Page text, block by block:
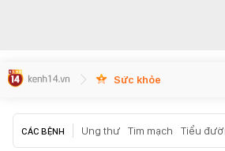
Sức khỏe
CÁC BỆNH Ung thư Tim mạch Tiểu